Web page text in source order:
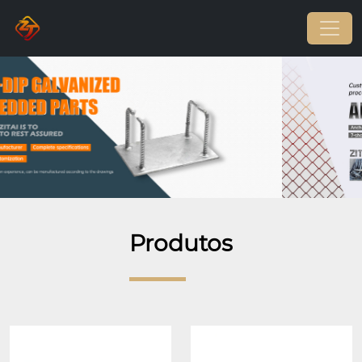
Produtos